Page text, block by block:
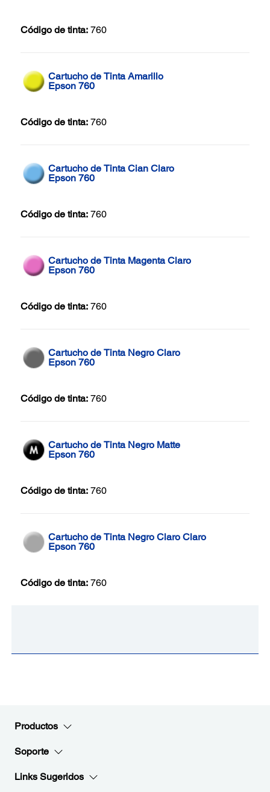
Código de tinta: 760
Cartucho de Tinta Amarillo
Epson 760
Código de tinta: 760
Cartucho de Tinta Cian Claro
Epson 760
Código de tinta: 760
Cartucho de Tinta Magenta Claro
Epson 760
Código de tinta: 760
Cartucho de Tinta Negro Claro
Epson 760
Código de tinta: 760
Cartucho de Tinta Negro Matte
Epson 760
Código de tinta: 760
Cartucho de Tinta Negro Claro Claro
Epson 760
Código de tinta: 760
Productos
Soporte
Links Sugeridos